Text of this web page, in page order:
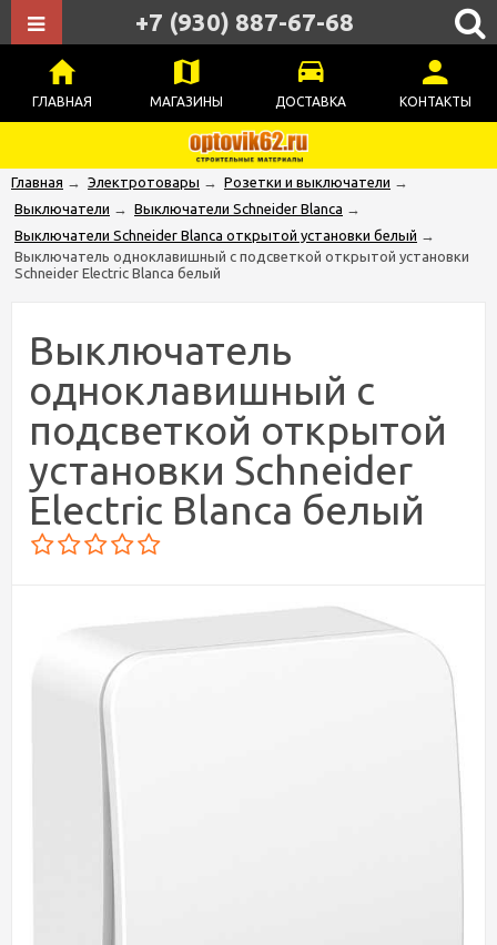
ГЛАВНАЯ МАГАЗИНЫ ДОСТАВКА КОНТАКТЫ
+7 (930) 887-67-68
Главная → Электротовары → Розетки и выключатели →
Выключатели → Выключатели Schneider Blanca →
Выключатели Schneider Blanca открытой установки белый →
Выключатель одноклавишный с подсветкой открытой установки
Schneider Electric Blanca белый
Выключатель
одноклавишный с
подсветкой открытой
установки Schneider
Electric Blanca белый